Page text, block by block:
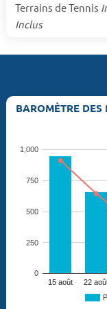
Terrains de Tennis
Inclus
BAROMÈTRE DES
15 août 22
0
250
500
750
1,000